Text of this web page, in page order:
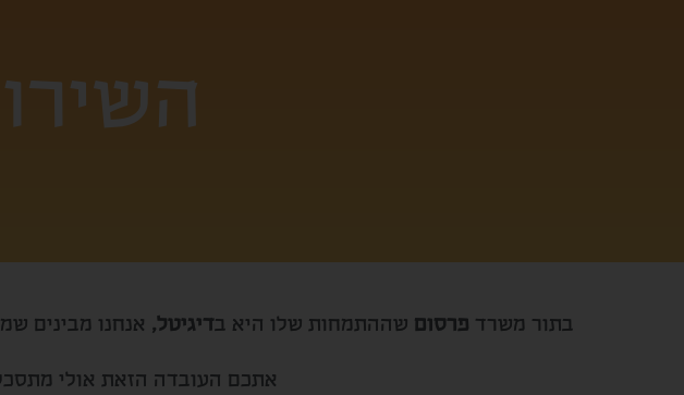
בתור משרד פרסום שההתמחות שלו היא בדיגיטל, אנחנו מבינים
אתכם העובדה הזאת אולי